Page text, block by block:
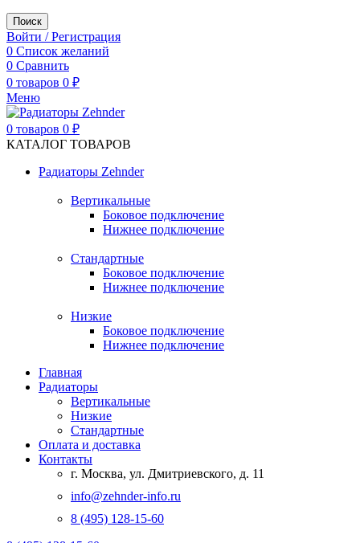
Поиск
Войти / Регистрация
0 Список желаний
0 Сравнить
0 товаров 0 ₽
Меню
0 товаров 0 ₽
КАТАЛОГ ТОВАРОВ
Радиаторы Zehnder
Вертикальные
Боковое подключение
Нижнее подключение
Стандартные
Боковое подключение
Нижнее подключение
Низкие
Боковое подключение
Нижнее подключение
Главная
Радиаторы
Вертикальные
Низкие
Стандартные
Оплата и доставка
Контакты
г. Москва, ул. Дмитриевского, д. 11
info@zehnder-info.ru
8 (495) 128-15-60